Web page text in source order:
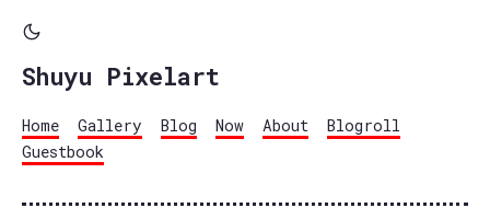
Shuyu Pixelart
Home Gallery Blog Now About
Blogroll
Guestbook